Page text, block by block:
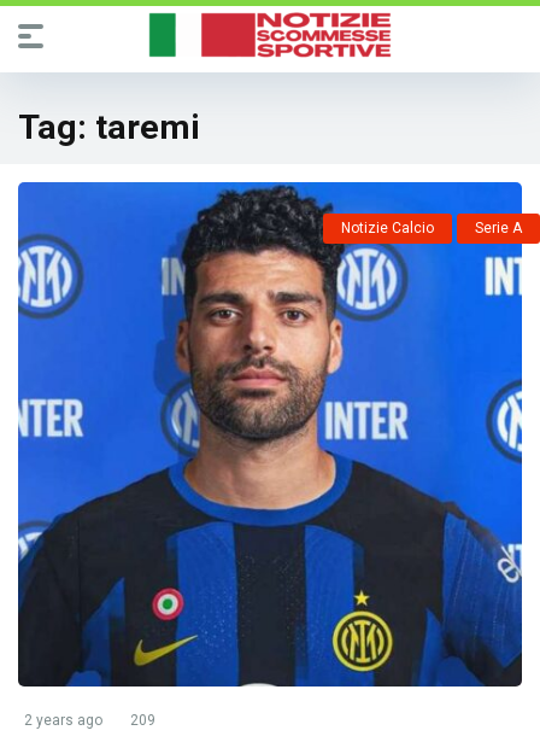
Tag: taremi
Notizie Calcio Serie A
2 years ago 209